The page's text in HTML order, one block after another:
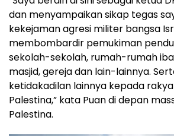
dan menyampaikan sikap tegas
kekejaman agresi militer bangsa
membombardir pemukiman
sekolah-sekolah, rumah-rumah
masjid, gereja dan lain-lainnya.
ketidakadilan lainnya kepada
Palestina,” kata Puan di depan
Palestina.